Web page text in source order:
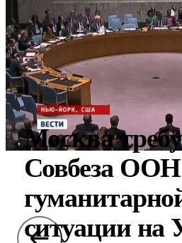
Москва
Совбеза
ситуации на